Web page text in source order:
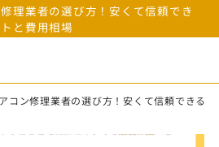
理業者の選び方！安くて信頼でき
と費用相場
コン修理業者の選び方！安くて信頼できる